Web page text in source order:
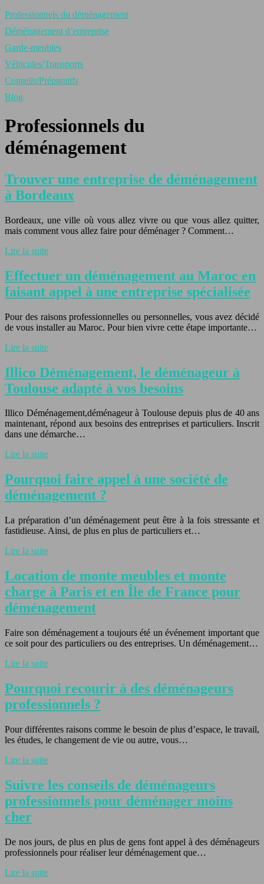
Professionnels du déménagement
Déménagement d’entreprise
Garde-meubles
Véhicules/Transports
Conseils/Préparatifs
Blog
Professionnels du
déménagement
Trouver une entreprise de déménagement
à Bordeaux
Bordeaux, une ville où vous allez vivre ou que vous allez quitter,
mais comment vous allez faire pour déménager ? Comment…
Lire la suite
Effectuer un déménagement au Maroc en
faisant appel à une entreprise spécialisée
Pour des raisons professionnelles ou personnelles, vous avez décidé
de vous installer au Maroc. Pour bien vivre cette étape importante…
Lire la suite
Illico Déménagement, le déménageur à
Toulouse adapté à vos besoins
Illico Déménagement,déménageur à Toulouse depuis plus de 40 ans
maintenant, répond aux besoins des entreprises et particuliers. Inscrit
dans une démarche…
Lire la suite
Pourquoi faire appel à une société de
déménagement ?
La préparation d’un déménagement peut être à la fois stressante et
fastidieuse. Ainsi, de plus en plus de particuliers et…
Lire la suite
Location de monte meubles et monte
charge à Paris et en Île de France pour
déménagement
Faire son déménagement a toujours été un événement important que
ce soit pour des particuliers ou des entreprises. Un déménagement…
Lire la suite
Pourquoi recourir à des déménageurs
professionnels ?
Pour différentes raisons comme le besoin de plus d’espace, le travail,
les études, le changement de vie ou autre, vous…
Lire la suite
Suivre les conseils de déménageurs
professionnels pour déménager moins
cher
De nos jours, de plus en plus de gens font appel à des déménageurs
professionnels pour réaliser leur déménagement que…
Lire la suite